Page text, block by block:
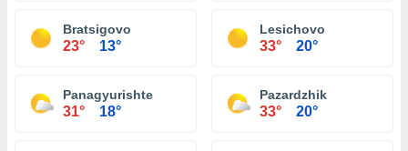
Bratsigovo
23° 13°
Lesichovo
33° 20°
Panagyurishte
31° 18°
Pazardzhik
33° 20°